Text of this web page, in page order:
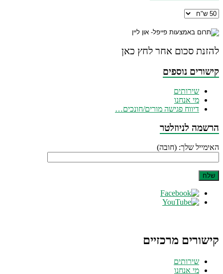
להזנת סכום אחר לחץ כאן
קישורים נוספים
שירותים
מי אנחנו
דיווח פגישה מורים/חונכים…
הרשמה לניוזלטר
האימייל שלך: (חובה)
קישורים מרכזיים
שירותים
מי אנחנו